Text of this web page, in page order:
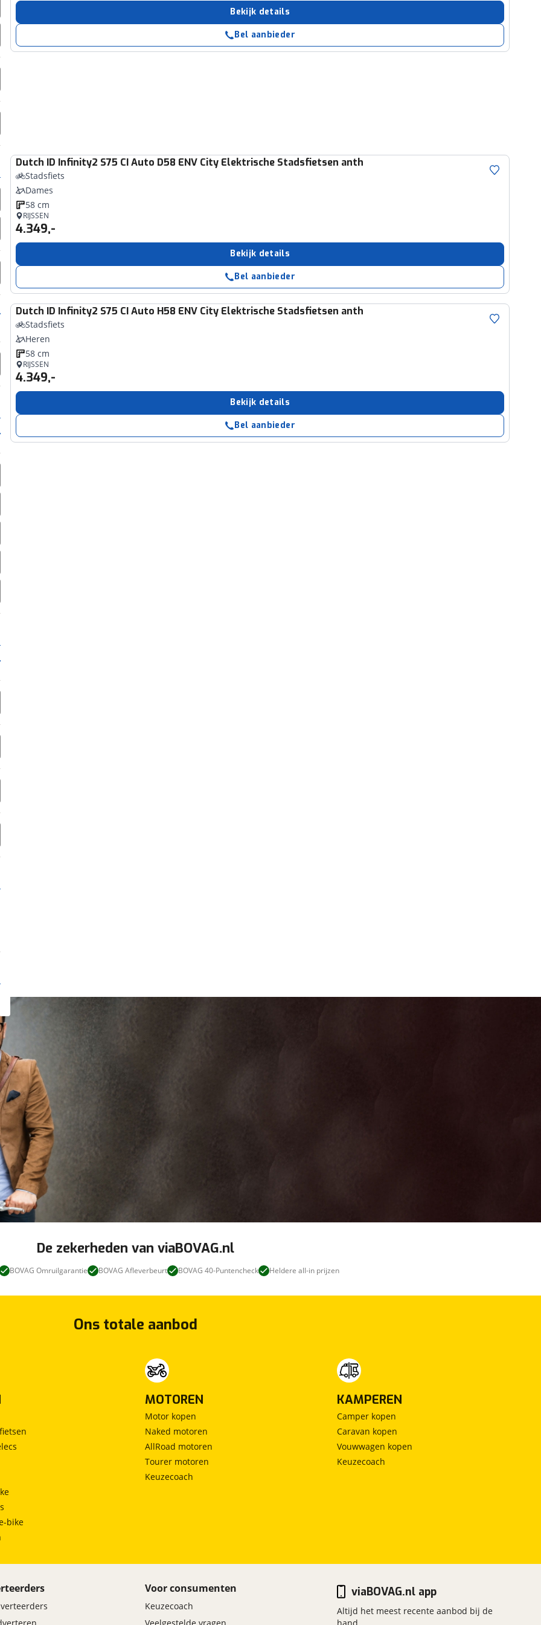
We tonen je graag relevante advertenties en gebruiken daarvoor
op en buiten onze website volgt – uiteraard op anonieme basis. Meer
en privacyverklaring
. Als je weigert, plaatsen we alleen functionele
cookies. Je voorkeuren kun je later altijd aanpassen via de
Bekijk details
Bel aanbieder
Dutch ID Infinity2 S75 CI Auto D58 ENV City Elektrische Stadsfietsen anth
Stadsfiets
Dames
58 cm
RIJSSEN
4.349,-
Bekijk details
Bel aanbieder
Dutch ID Infinity2 S75 CI Auto H58 ENV City Elektrische Stadsfietsen anth
Stadsfiets
Heren
58 cm
RIJSSEN
4.349,-
Bekijk details
Bel aanbieder
De zekerheden van viaBOVAG.nl
BOVAG Omruilgarantie BOVAG Afleverbeurt BOVAG 40-Puntencheck Heldere all-in prijzen
Ons totale aanbod
bike
MOTOREN
Motor kopen
Naked motoren
AllRoad motoren
Tourer motoren
Keuzecoach
KAMPEREN
Camper kopen
Caravan kopen
Vouwwagen kopen
Keuzecoach
Voor consumenten
Keuzecoach
viaBOVAG.nl app
Altijd het meest recente aanbod bij de